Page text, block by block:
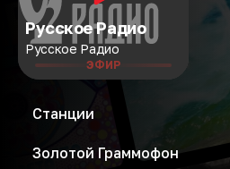
Русское Радио
Русское Радио
ЭФИР
Станции
Золотой Граммофон